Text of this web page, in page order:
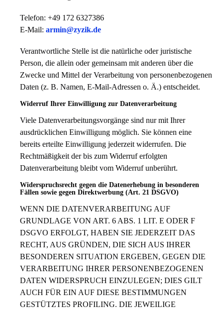
Telefon: +49 172 6327386
E-Mail: armin@zyzik.de
Verantwortliche Stelle ist die natürliche oder juristische
Person, die allein oder gemeinsam mit anderen über die
Zwecke und Mittel der Verarbeitung von personenbezogenen
Daten (z. B. Namen, E-Mail-Adressen o. Ä.) entscheidet.
Widerruf Ihrer Einwilligung zur Datenverarbeitung
Viele Datenverarbeitungsvorgänge sind nur mit Ihrer
ausdrücklichen Einwilligung möglich. Sie können eine
bereits erteilte Einwilligung jederzeit widerrufen. Die
Rechtmäßigkeit der bis zum Widerruf erfolgten
Datenverarbeitung bleibt vom Widerruf unberührt.
Widerspruchsrecht gegen die Datenerhebung in besonderen
Fällen sowie gegen Direktwerbung (Art. 21 DSGVO)
WENN DIE DATENVERARBEITUNG AUF
GRUNDLAGE VON ART. 6 ABS. 1 LIT. E ODER F
DSGVO ERFOLGT, HABEN SIE JEDERZEIT DAS
RECHT, AUS GRÜNDEN, DIE SICH AUS IHRER
BESONDEREN SITUATION ERGEBEN, GEGEN DIE
VERARBEITUNG IHRER PERSONENBEZOGENEN
DATEN WIDERSPRUCH EINZULEGEN; DIES GILT
AUCH FÜR EIN AUF DIESE BESTIMMUNGEN
GESTÜTZTES PROFILING. DIE JEWEILIGE